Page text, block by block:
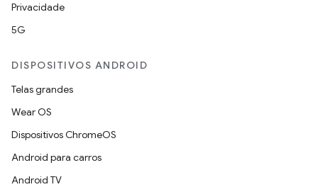
Privacidade
5G
DISPOSITIVOS ANDROID
Telas grandes
Wear OS
Dispositivos ChromeOS
Android para carros
Android TV